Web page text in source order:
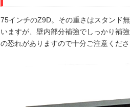
75インチのZ9D。その重さはスタンド
いますが、壁内部分補強でしっかり補
の恐れがありますので十分ご注意くださ